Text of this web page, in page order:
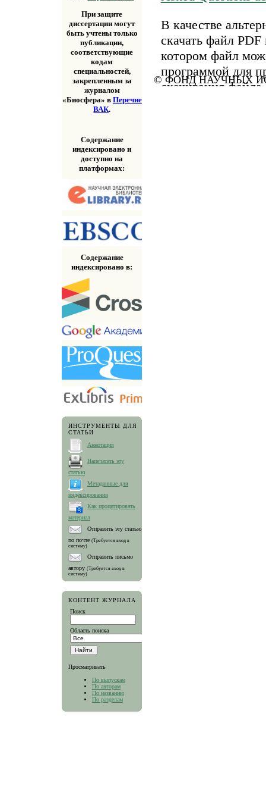
При защите
диссертации могут
быть учтены только
публикации,
соответствующие
кодам
специальностей,
закрепленным за
журналом
«Биосфера» в Перечне
ВАК.
Содержание
индексировано и
доступно на
платформах:
Содержание
индексировано в:
ИНСТРУМЕНТЫ ДЛЯ
СТАТЬИ
Аннотация
Напечатать эту
статью
Метаданные для
индексирования
Как процитировать
материал
Отправить эту статью
по почте (Требуется вход в
систему)
Отправить письмо
автору (Требуется вход в
систему)
КОНТЕНТ ЖУРНАЛА
Поиск
Область поиска
Просматривать
По выпускам
По авторам
По названию
По разделам
В качестве
скачать файл
котором файл
программой для
скачивания
© ФОНД НАУЧНЫХ